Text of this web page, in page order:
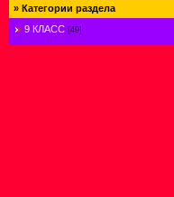
» Категории раздела
9 КЛАСС [49]